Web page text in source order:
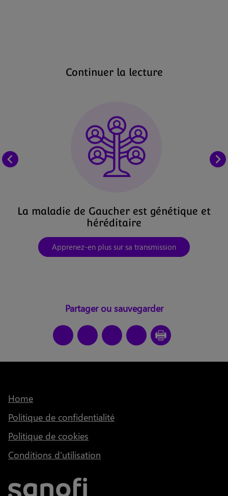
Continuer la lecture
La maladie de Gaucher est génétique et
héréditaire
Apprenez-en plus sur sa transmission
Partager ou sauvegarder
Home
Politique de confidentialité
Politique de cookies
Conditions d'utilisation